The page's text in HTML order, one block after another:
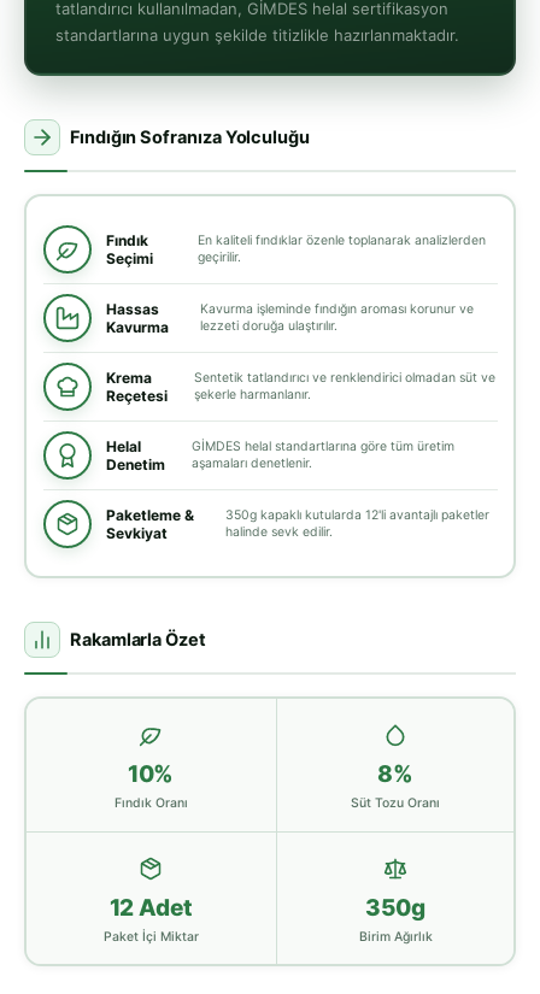
tatlandırıcı kullanılmadan, GİMDES helal sertifikasyon
standartlarına uygun şekilde titizlikle hazırlanmaktadır.
Fındığın Sofranıza Yolculuğu
Fındık
Seçimi
En kaliteli fındıklar özenle toplanarak analizlerden
geçirilir.
Hassas
Kavurma
Kavurma işleminde fındığın aroması korunur ve
lezzeti doruğa ulaştırılır.
Krema
Reçetesi
Sentetik tatlandırıcı ve renklendirici olmadan süt ve
şekerle harmanlanır.
Helal
Denetim
GİMDES helal standartlarına göre tüm üretim
aşamaları denetlenir.
Paketleme &
Sevkiyat
350g kapaklı kutularda 12'li avantajlı paketler
halinde sevk edilir.
Rakamlarla Özet
10%
Fındık Oranı
8%
Süt Tozu Oranı
12 Adet
Paket İçi Miktar
350g
Birim Ağırlık